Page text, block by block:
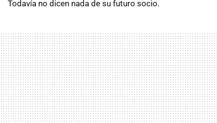
Todavía no dicen nada de su futuro socio.